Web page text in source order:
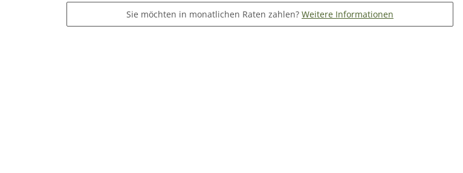
Sie möchten in monatlichen Raten zahlen? Weitere Informationen